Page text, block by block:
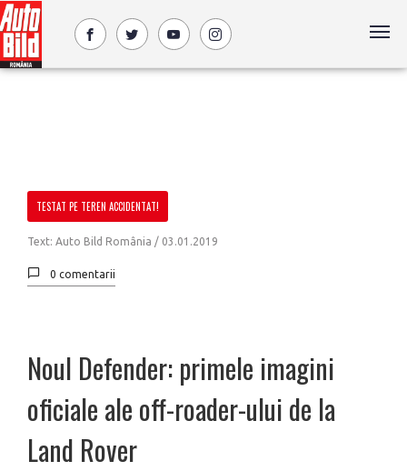
TESTAT PE TEREN ACCIDENTAT!
Text: Auto Bild România / 03.01.2019
0 comentarii
Noul Defender: primele imagini
oficiale ale off-roader-ului de la
Land Rover